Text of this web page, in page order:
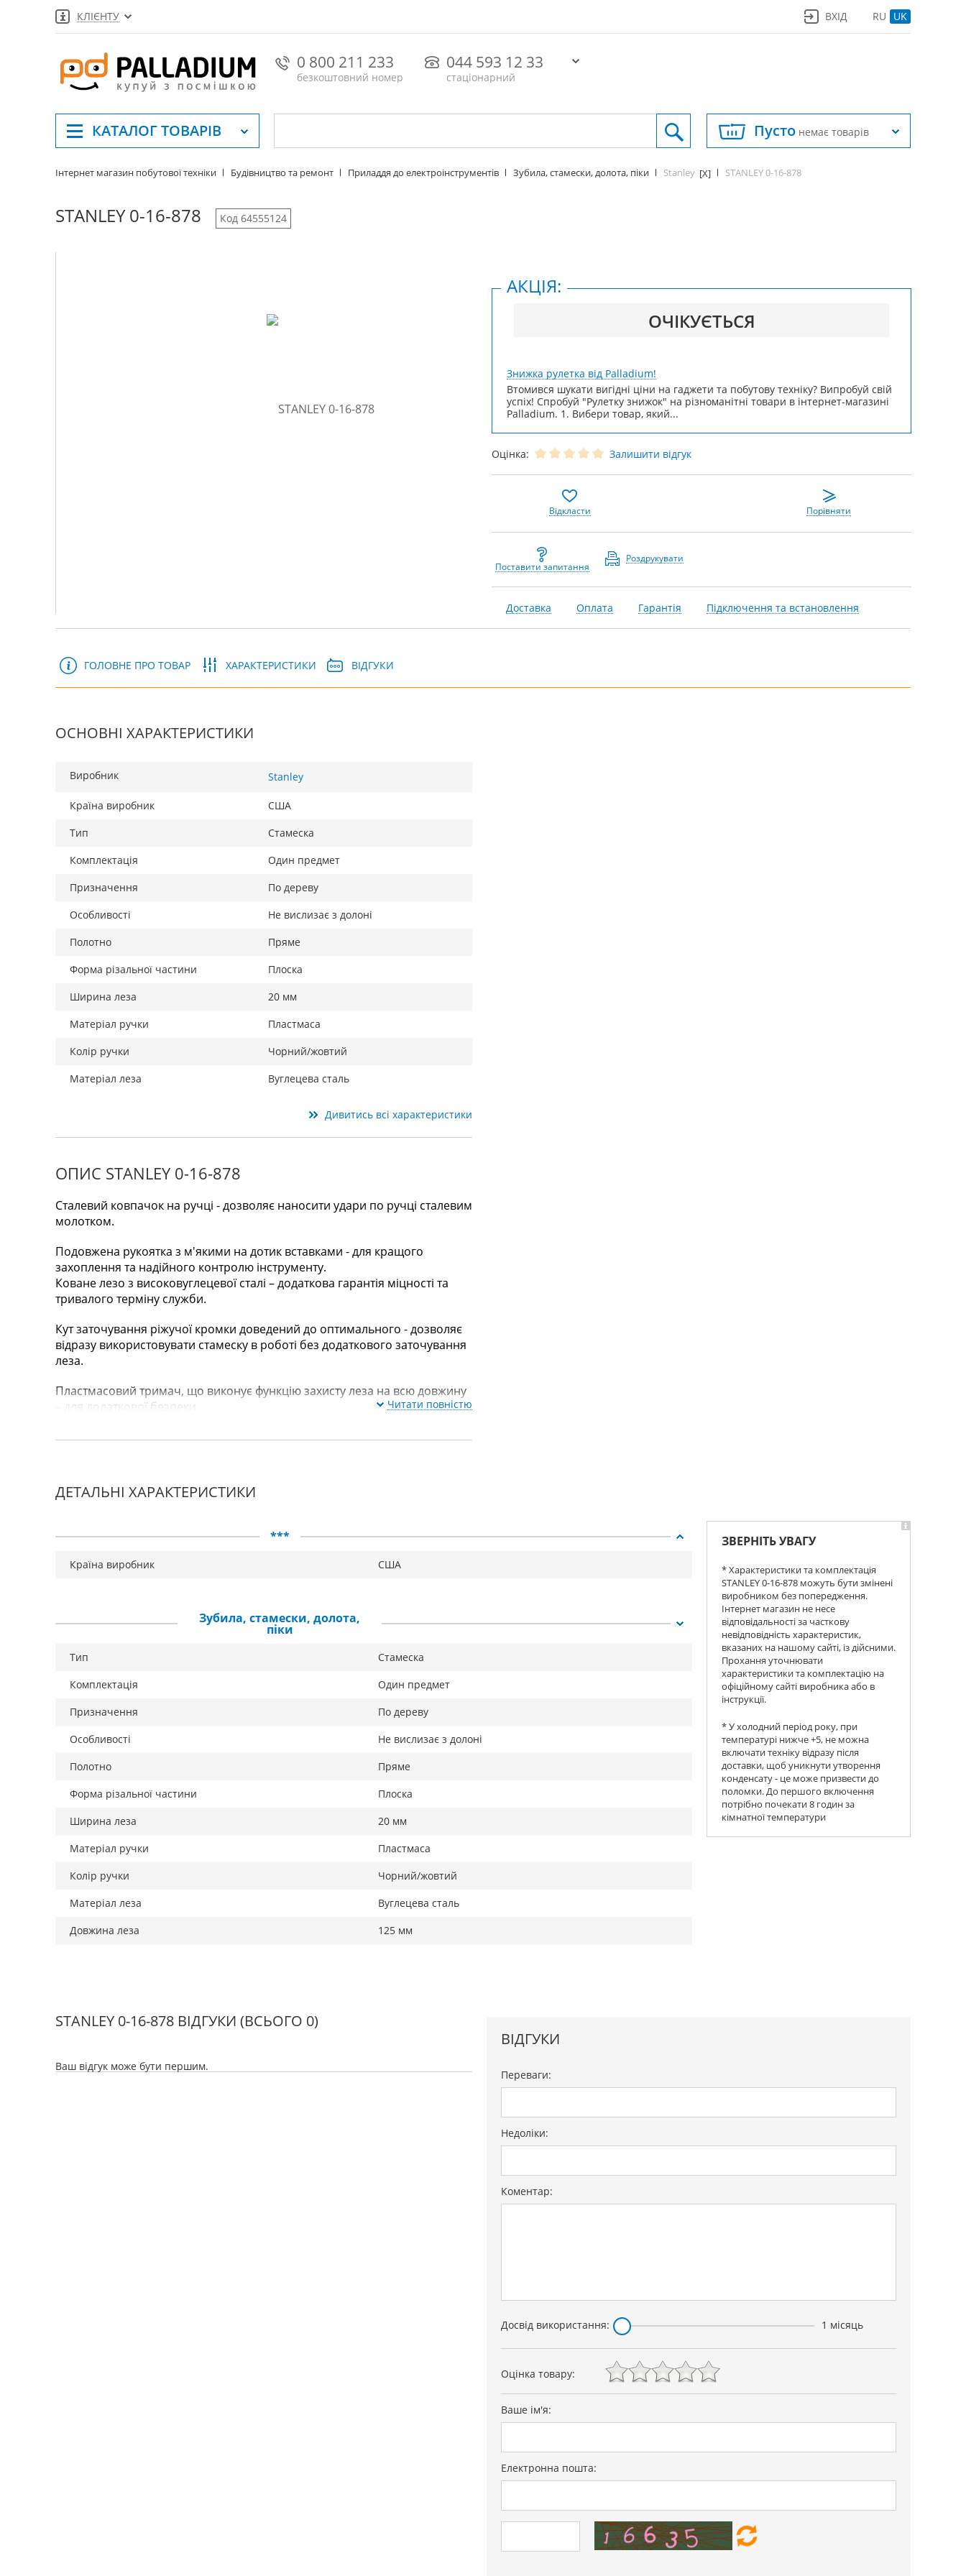
КЛІЄНТУ RU UK
ВХІД
0 800 211 233
безкоштовний номер
044 593 12 33
стаціонарний
КАТАЛОГТОВАРІВ Пусто немає товарів
Інтернет магазин побутової техніки Будівництво та ремонт Приладдя до електроінструментів Зубила, стамески, долота, піки Stanley [X] STANLEY 0-16-878
STANLEY 0-16-878 Код 64555124
ОЧІКУЄТЬСЯ
АКЦІЯ:
Знижка рулетка від Palladium!
Втомився шукати вигідні ціни на гаджети та побутову техніку? Випробуй свій
успіх! Спробуй "Рулетку знижок" на різноманітні товари в інтернет-магазині
Palladium. 1. Вибери товар, який...
Оцінка: Залишити відгук
Відкласти Порівняти
Поставити запитання
Роздрукувати
Доставка Оплата Гарантія Підключення та встановлення
ГОЛОВНЕ ПРО ТОВАР ХАРАКТЕРИСТИКИ ВІДГУКИ
ОСНОВНІ ХАРАКТЕРИСТИКИ
Виробник Stanley
Країна виробник
США
Тип
Стамеска
Комплектація
Один предмет
Призначення
По дереву
Особливості
Не вислизає з долоні
Полотно
Пряме
Форма різальної частини
Плоска
Ширина леза
20 мм
Матеріал ручки
Пластмаса
Колір ручки
Чорний/жовтий
Матеріал леза
Вуглецева сталь
Дивитись всі характеристики
ОПИС STANLEY 0-16-878
Сталевий ковпачок на ручці - дозволяє наносити удари по ручці сталевим
молотком.
Подовжена рукоятка з м'якими на дотик вставками - для кращого
захоплення та надійного контролю інструменту.
Коване лезо з високовуглецевої сталі – додаткова гарантія міцності та
тривалого терміну служби.
Кут заточування ріжучої кромки доведений до оптимального - дозволяє
відразу використовувати стамеску в роботі без додаткового заточування
леза.
Пластмасовий тримач, що виконує функцію захисту леза на всю довжину
– для додаткової безпеки.
Читати повністю
ДЕТАЛЬНІ ХАРАКТЕРИСТИКИ
***
Країна виробник США
Зубила, стамески, долота,
піки
Тип
Стамеска
Комплектація
Один предмет
Призначення
По дереву
Особливості
Не вислизає з долоні
Полотно
Пряме
Форма різальної частини
Плоска
Ширина леза
20 мм
Матеріал ручки
Пластмаса
Колір ручки
Чорний/жовтий
Матеріал леза
Вуглецева сталь
Довжина леза
125 мм
ЗВЕРНІТЬ УВАГУ
* Характеристики та комплектація
STANLEY 0-16-878 можуть бути змінені
виробником без попередження.
Інтернет магазин не несе
відповідальності за часткову
невідповідність характеристик,
вказаних на нашому сайті, із дійсними.
Прохання уточнювати
характеристики та комплектацію на
офіційному сайті виробника або в
інструкції.
* У холодний період року, при
температурі нижче +5, не можна
включати техніку відразу після
доставки, щоб уникнути утворення
конденсату - це може призвести до
поломки. До першого включення
потрібно почекати 8 годин за
кімнатної температури
STANLEY 0-16-878 ВІДГУКИ (ВСЬОГО 0)
Ваш відгук може бути першим.
ВІДГУКИ
Переваги:
Недоліки:
Коментар:
Досвід використання: 1 місяць
Оцінка товару:
Ваше ім'я:
Електронна пошта: